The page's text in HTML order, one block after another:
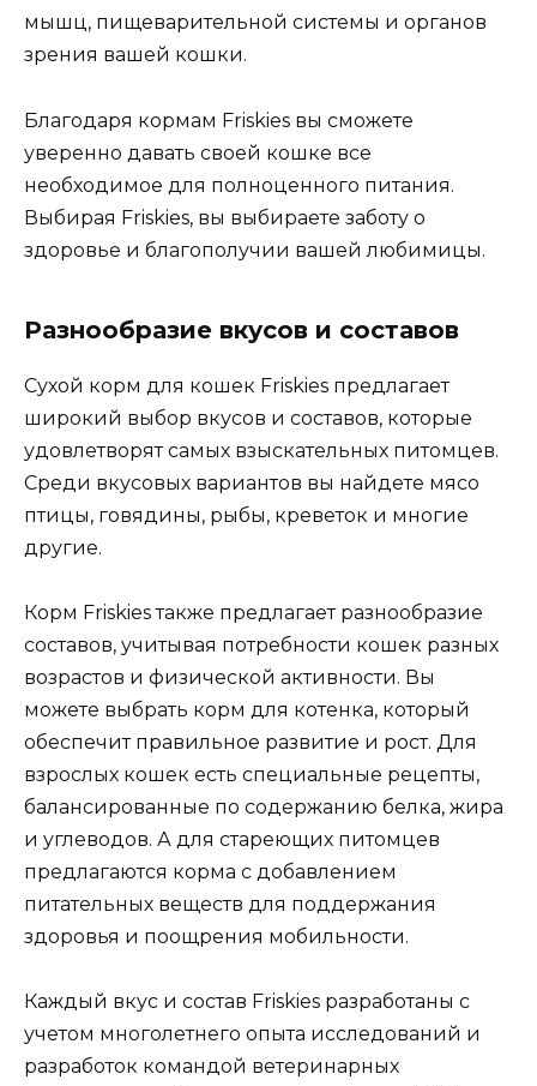
мышц, пищеварительной системы и органов
зрения вашей кошки.
Благодаря кормам Friskies вы сможете
уверенно давать своей кошке все
необходимое для полноценного питания.
Выбирая Friskies, вы выбираете заботу о
здоровье и благополучии вашей любимицы.
Разнообразие вкусов и составов
Сухой корм для кошек Friskies предлагает
широкий выбор вкусов и составов, которые
удовлетворят самых взыскательных питомцев.
Среди вкусовых вариантов вы найдете мясо
птицы, говядины, рыбы, креветок и многие
другие.
Корм Friskies также предлагает разнообразие
составов, учитывая потребности кошек разных
возрастов и физической активности. Вы
можете выбрать корм для котенка, который
обеспечит правильное развитие и рост. Для
взрослых кошек есть специальные рецепты,
балансированные по содержанию белка, жира
и углеводов. А для стареющих питомцев
предлагаются корма с добавлением
питательных веществ для поддержания
здоровья и поощрения мобильности.
Каждый вкус и состав Friskies разработаны с
учетом многолетнего опыта исследований и
разработок командой ветеринарных